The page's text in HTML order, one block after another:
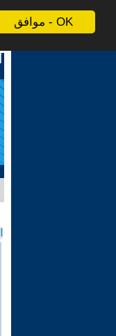
موافق - OK